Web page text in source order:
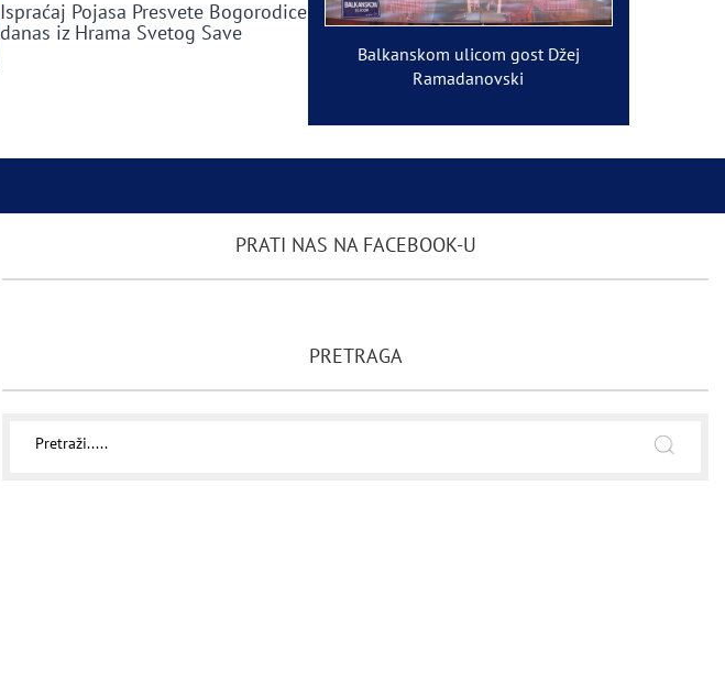
Ispraćaj Pojasa Presvete Bogorodice
danas iz Hrama Svetog Save
Balkanskom ulicom gost Džej
Ramadanovski
PRATI NAS NA FACEBOOK-U
PRETRAGA